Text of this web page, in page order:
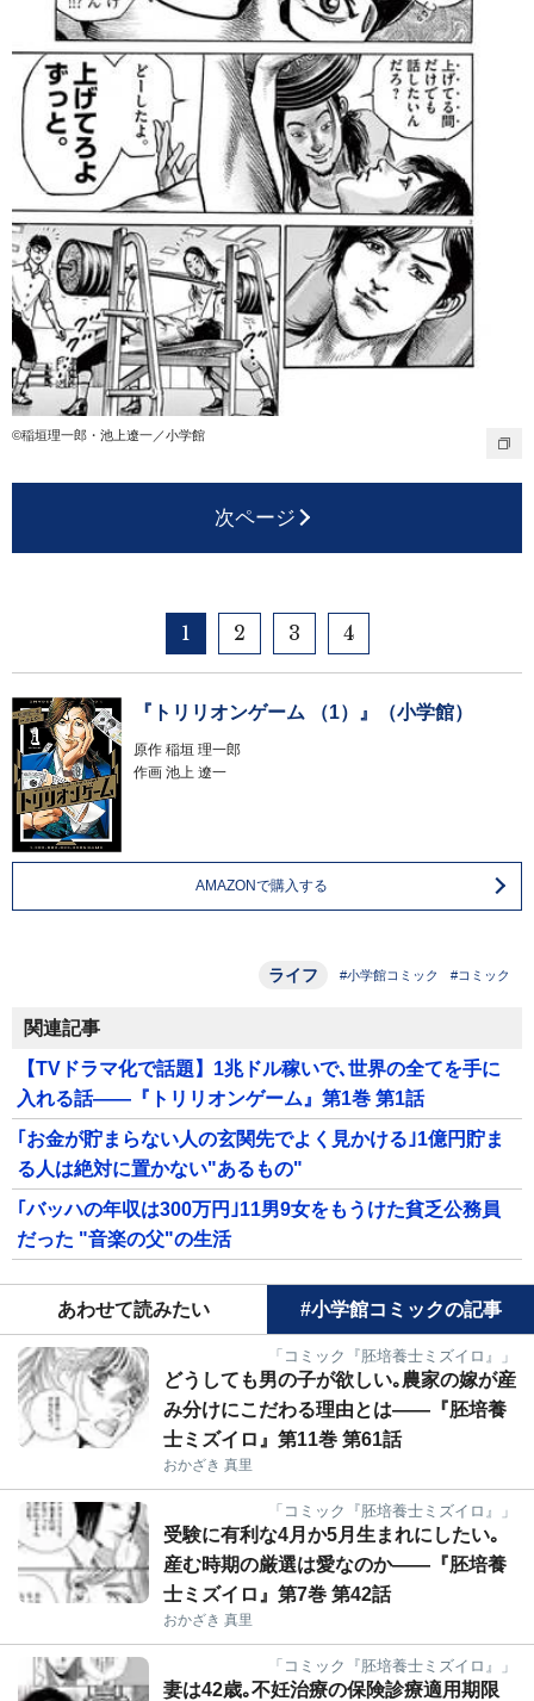
©稲垣理一郎・池上遼一／小学館
次ページ
1 2 3 4
『トリリオンゲーム （1）』（小学館）
原作 稲垣 理一郎
作画 池上 遼一
AMAZONで購入する
ライフ #小学館コミック #コミック
関連記事
【TVドラマ化で話題】1兆ドル稼いで､世界の全てを手に
入れる話――『トリリオンゲーム』第1巻 第1話
｢お金が貯まらない人の玄関先でよく見かける｣1億円貯ま
る人は絶対に置かない"あるもの"
｢バッハの年収は300万円｣11男9女をもうけた貧乏公務員
だった "音楽の父"の生活
あわせて読みたい #小学館コミックの記事
「コミック『胚培養士ミズイロ』」
どうしても男の子が欲しい｡農家の嫁が産
み分けにこだわる理由とは――『胚培養
士ミズイロ』第11巻 第61話
おかざき 真里
「コミック『胚培養士ミズイロ』」
受験に有利な4月か5月生まれにしたい｡
産む時期の厳選は愛なのか――『胚培養
士ミズイロ』第7巻 第42話
おかざき 真里
「コミック『胚培養士ミズイロ』」
妻は42歳｡不妊治療の保険診療適用期限